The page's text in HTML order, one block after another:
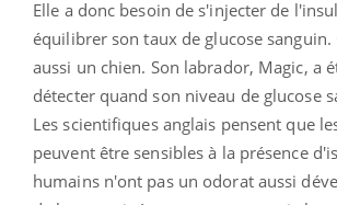
Elle a donc besoin de s'injecter de
équilibrer son taux de glucose sanguin.
aussi un chien. Son labrador, Magic, a
détecter quand son niveau de glucose
Les scientifiques anglais pensent que
peuvent être sensibles à la présence
humains n'ont pas un odorat aussi